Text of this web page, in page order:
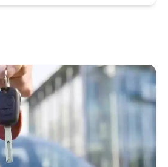
أرخص مكتب تأجير سيارات
إيجار سيارة